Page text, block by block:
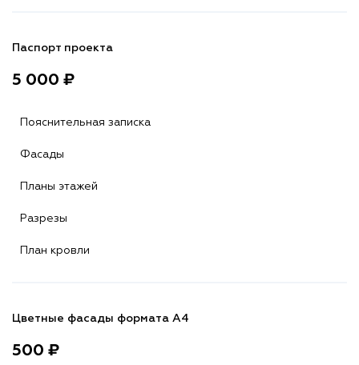
Паспорт проекта
5 000 ₽
Пояснительная записка
Фасады
Планы этажей
Разрезы
План кровли
Цветные фасады формата А4
500 ₽